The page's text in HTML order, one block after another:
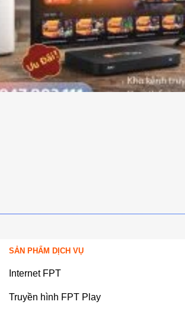
SẢN PHẨM DỊCH VỤ
Internet FPT
Truyền hình FPT Play